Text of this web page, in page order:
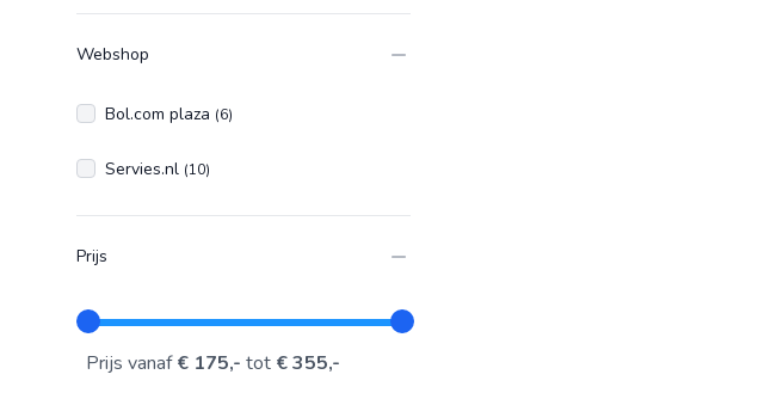
Webshop
Bol.com plaza (6)
Servies.nl (10)
Prijs
Prijs vanaf€ 175,- tot € 355,-